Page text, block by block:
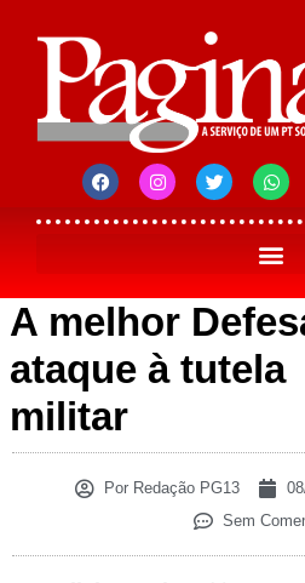
A melhor
ataque à tutela
militar
PorRedação PG13
Sem